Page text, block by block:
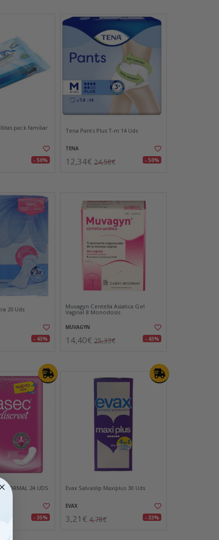
pack familiar
- 50%
Tena Pants Plus T-m 14 Uds
TENA
12,34€ 24,58€ - 50%
20 Uds
- 43%
Muvagyn Centella Asiatica Gel
Vaginal 8 Monodosis
MUVAGYN
14,40€ 25,33€ - 43%
NORMAL 24 UDS
- 35%
Evax Salvaslip Maxiplus 30 Uds
EVAX
3,21€ 4,78€ - 33%